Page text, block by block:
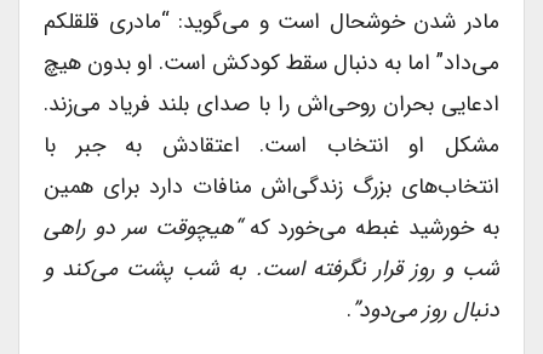
مادر شدن خوشحال است و می‌گوید: “مادری قلقلکم
می‌داد” اما به دنبال سقط کودکش است. او بدون هیچ
ادعایی بحران روحی‌اش را با صدای بلند فریاد می‌زند.
مشکل او انتخاب است. اعتقادش به جبر با
انتخاب‌های بزرگ زندگی‌اش منافات دارد برای همین
به خورشید غبطه می‌خورد که“هیچ­وقت سر دو راهی
شب و روز قرار نگرفته است. به شب پشت می‌کند و
دنبال روز می‌دود”.